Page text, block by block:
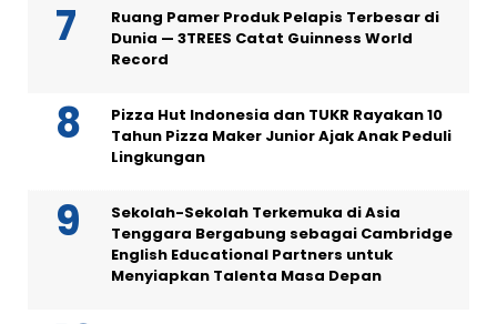
Ruang Pamer Produk Pelapis Terbesar di
Dunia — 3TREES Catat Guinness World
Record
Pizza Hut Indonesia dan TUKR Rayakan 10
Tahun Pizza Maker Junior Ajak Anak Peduli
Lingkungan
Sekolah-Sekolah Terkemuka di Asia
Tenggara Bergabung sebagai Cambridge
English Educational Partners untuk
Menyiapkan Talenta Masa Depan